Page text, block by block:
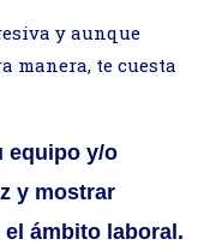
y aunque
manera, te cuesta
equipo y/o
y mostrar
ámbito laboral.